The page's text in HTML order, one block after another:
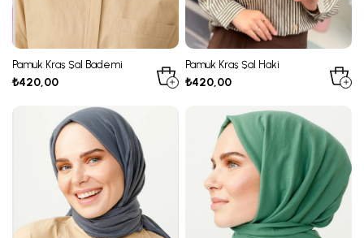
Pamuk Kraş Şal Bademi
₺420,00
Pamuk Kraş Şal Haki
₺420,00